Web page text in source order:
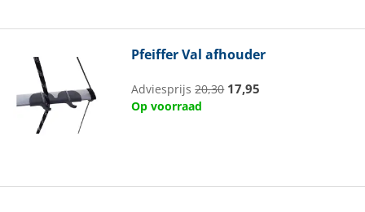
PfeifferVal afhouder
Adviesprijs20,30 17,95
Op voorraad